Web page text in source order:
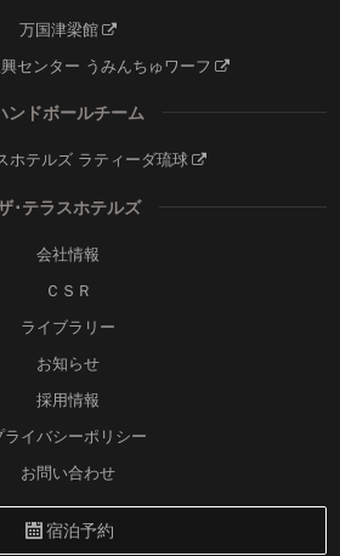
万国津梁館
センター うみんちゅワーフ
ンドボールチーム
ホテルズ ラティーダ琉球
･テラスホテルズ
会社情報
ＣＳＲ
ライブラリー
お知らせ
採用情報
ライバシーポリシー
お問い合わせ
宿泊予約